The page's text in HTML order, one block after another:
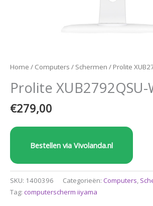
Home / Computers / Schermen / Prolite
Prolite XUB2792QSU-
€279,00
Bestellen via Vivolanda.nl
SKU: 1400396 Categorieën: Computers,
Tag: computerscherm iiyama